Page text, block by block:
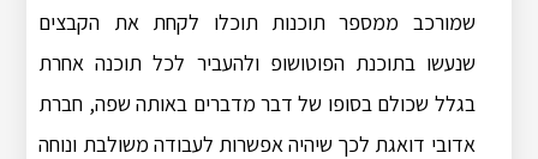
שמורכב ממספר תוכנות תוכלו לקחת את הקבצים
שנעשו בתוכנת הפוטושופ ולהעביר לכל תוכנה אחרת
בגלל שכולם בסופו של דבר מדברים באותה שפה, חברת
אדובי דואגת לכך שיהיה אפשרות לעבודה משולבת ונוחה